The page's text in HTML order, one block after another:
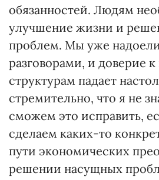
обязанностей. Людям
улучшение жизни и
проблем. Мы уже
разговорами, и доверие
структурам падает
стремительно, что я не
сможем это исправить,
сделаем каких-то
пути экономических
решении насущных